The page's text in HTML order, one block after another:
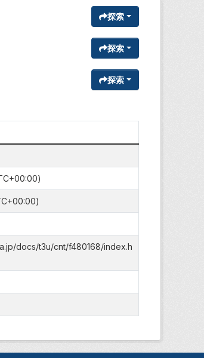
探索
探索
探索
docs/t3u/cnt/f480168/index.h